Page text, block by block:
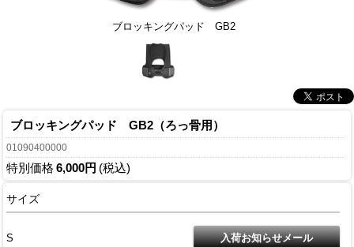
ブロッキングパッド GB2
ブロッキングパッド GB2（ろっ骨用）
01090400000
特別価格 6,000円 (税込)
サイズ
S